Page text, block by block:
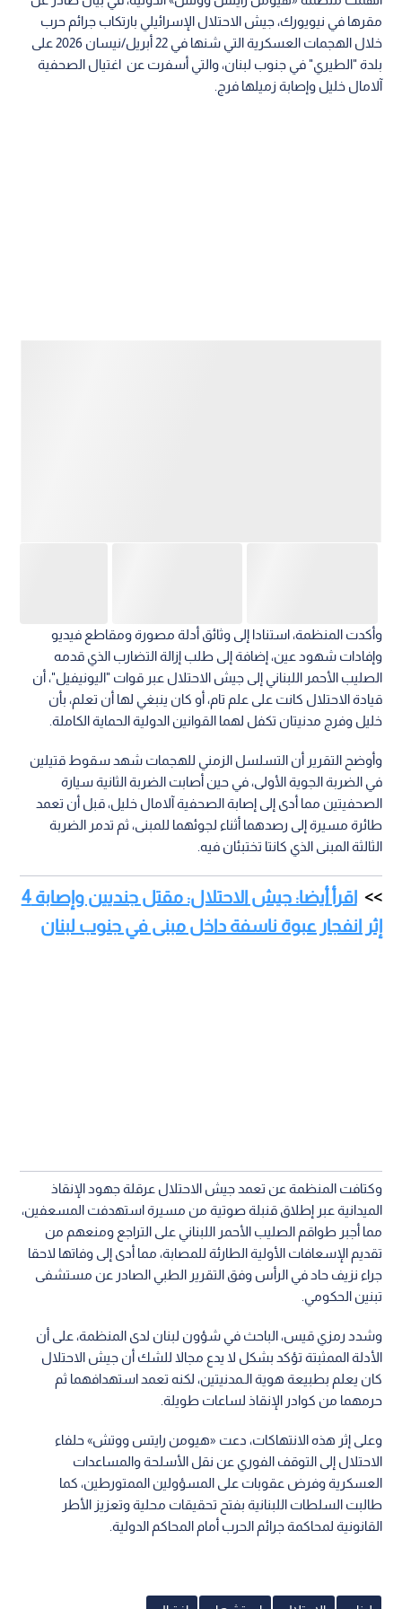
مقرها في نيويورك، جيش الاحتلال الإسرائيلي بارتكاب جرائم حرب
خلال الهجمات العسكرية التي شنها في 22 أبريل/نيسان 2026 على
بلدة "الطيري" في جنوب لبنان، والتي أسفرت عن اغتيال الصحفية
آلامال خليل وإصابة زميلها فرج.
وأكدت المنظمة، استنادا إلى وثائق أدلة مصورة ومقاطع فيديو
وإفادات شهود عين، إضافة إلى طلب إزالة التضارب الذي قدمه
الصليب الأحمر اللبناني إلى جيش الاحتلال عبر قوات "اليونيفيل"، أن
قيادة الاحتلال كانت على علم تام، أو كان ينبغي لها أن تعلم، بأن
خليل وفرج مدنيتان تكفل لهما القوانين الدولية الحماية الكاملة.
وأوضح التقرير أن التسلسل الزمني للهجمات شهد سقوط قتيلين
في الضربة الجوية الأولى، في حين أصابت الضربة الثانية سيارة
الصحفيتين مما أدى إلى إصابة الصحفية آلامال خليل، قبل أن تعمد
طائرة مسيرة إلى رصدهما أثناء لجوئهما للمبنى، ثم تدمر الضربة
الثالثة المبنى الذي كانتا تختبئان فيه.
اقرأ أيضا: جيش الاحتلال: مقتل جنديين وإصابة 4
إثر انفجار عبوة ناسفة داخل مبنى في جنوب لبنان
وكتافت المنظمة عن تعمد جيش الاحتلال عرقلة جهود الإنقاذ
الميدانية عبر إطلاق قنبلة صوتية من مسيرة استهدفت المسعفين،
مما أجبر طواقم الصليب الأحمر اللبناني على التراجع ومنعهم من
تقديم الإسعافات الأولية الطارئة للمصابة، مما أدى إلى وفاتها لاحقا
جراء نزيف حاد في الرأس وفق التقرير الطبي الصادر عن مستشفى
تبنين الحكومي.
وشدد رمزي قيس، الباحث في شؤون لبنان لدى المنظمة، على أن
الأدلة الممثبتة تؤكد بشكل لا يدع مجالا للشك أن جيش الاحتلال
كان يعلم بطبيعة هوية الـمدنيتين، لكنه تعمد استهدافهما ثم
حرمهما من كوادر الإنقاذ لساعات طويلة.
وعلى إثر هذه الانتهاكات، دعت «هيومن رايتس ووتش» حلفاء
الاحتلال إلى التوقف الفوري عن نقل الأسلحة والمساعدات
العسكرية وفرض عقوبات على المسؤولين الممتورطين، كما
طالبت السلطات اللبنانية بفتح تحقيقات محلية وتعزيز الأطر
القانونية لمحاكمة جرائم الحرب أمام المحاكم الدولية.